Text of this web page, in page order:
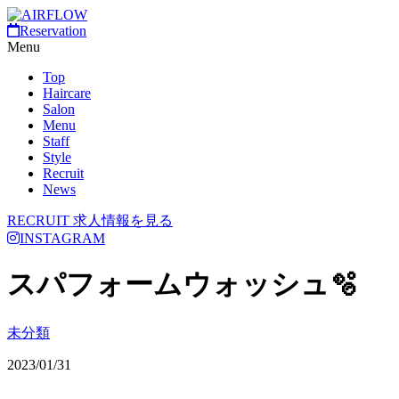
Reservation
Menu
Top
Haircare
Salon
Menu
Staff
Style
Recruit
News
RECRUIT 求人情報を見る
INSTAGRAM
スパフォームウォッシュ🫧
未分類
2023/01/31